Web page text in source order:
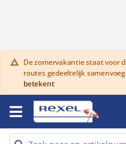
warning De zomervakantie staat voor
routes gedeeltelijk
betekent